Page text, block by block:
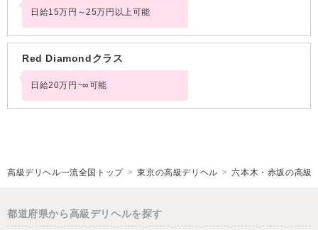
日給15万円～25万円以上可能
Red Diamondクラス
日給20万円~∞可能
高級デリヘル一流全国トップ 東京の高級デリヘル 六本木・赤坂の高級
都道府県から高級デリヘルを探す